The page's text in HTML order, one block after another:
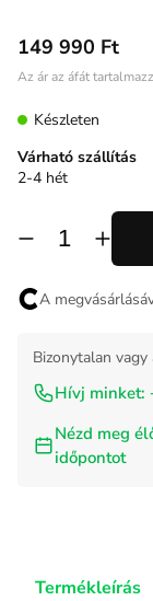
149 990 Ft
Az ár az áfát
Készleten
Várható szállítás
2-4 hét
A
Bizonytalan
Hívj minket:
Nézd meg
időpontot
Termékleírás